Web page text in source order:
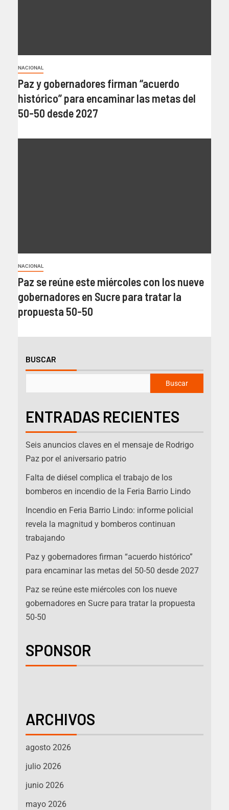
NACIONAL
Paz y gobernadores firman “acuerdo
histórico” para encaminar las metas del
50-50 desde 2027
NACIONAL
Paz se reúne este miércoles con los nueve
gobernadores en Sucre para tratar la
propuesta 50-50
BUSCAR
Buscar
ENTRADAS RECIENTES
Seis anuncios claves en el mensaje de Rodrigo
Paz por el aniversario patrio
Falta de diésel complica el trabajo de los
bomberos en incendio de la Feria Barrio Lindo
Incendio en Feria Barrio Lindo: informe policial
revela la magnitud y bomberos continuan
trabajando
Paz y gobernadores firman “acuerdo histórico”
para encaminar las metas del 50-50 desde 2027
Paz se reúne este miércoles con los nueve
gobernadores en Sucre para tratar la propuesta
50-50
SPONSOR
ARCHIVOS
agosto 2026
julio 2026
junio 2026
mayo 2026